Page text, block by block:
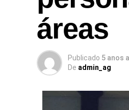
áreas
Publicado 5 anos
De admin_ag